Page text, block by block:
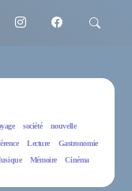
société
nouvelle
Lecture
Gastronomie
Mémoire Cinéma